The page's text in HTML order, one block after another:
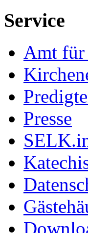
Service
Amt für
Presse